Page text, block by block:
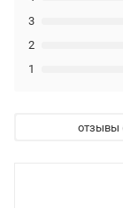
1
2
3
отзывы